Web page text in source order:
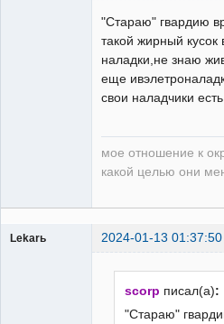
"Стараю" гвардию
такой жирный кусок
наладки,не знаю
еще
свои наладчики есть
мое отношение к
какой целью они
Lekarь 2024-01-13 01:37:50
scorp писал(а):
"Стараю"